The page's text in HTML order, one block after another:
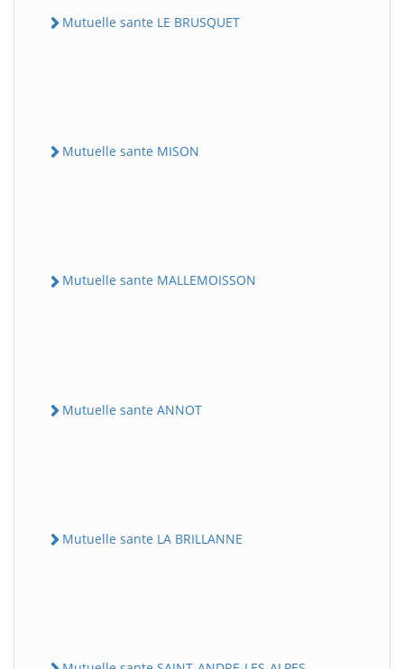
Mutuelle sante LE BRUSQUET
Mutuelle sante MISON
Mutuelle sante MALLEMOISSON
Mutuelle sante ANNOT
Mutuelle sante LA BRILLANNE